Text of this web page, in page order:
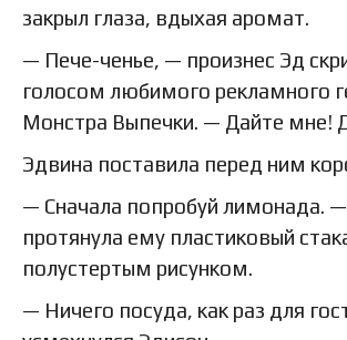
закрыл глаза, вдыхая аромат.
— Пече-ченье, — произнес Эд
голосом любимого рекламного
Монстра Выпечки. — Дайте мне!
Эдвина поставила перед ним
— Сначала попробуй лимонада.
протянула ему пластиковый
полустертым рисунком.
— Ничего посуда, как раз для